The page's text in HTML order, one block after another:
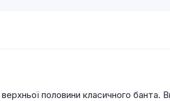
половини класичного банта.